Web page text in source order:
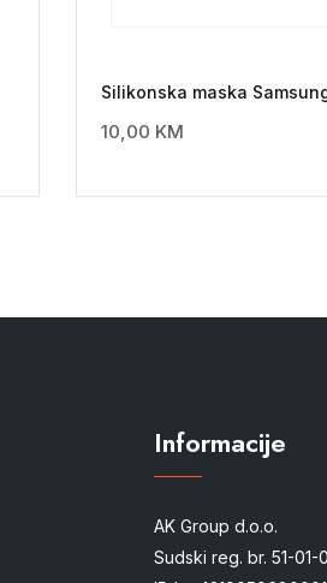
Silikonska maska
10,00 KM
Informacije
AK Group d.o.o.
Sudski reg. br. 51-01-